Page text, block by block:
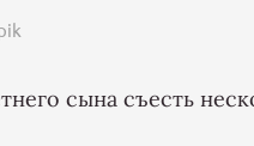
сына съесть